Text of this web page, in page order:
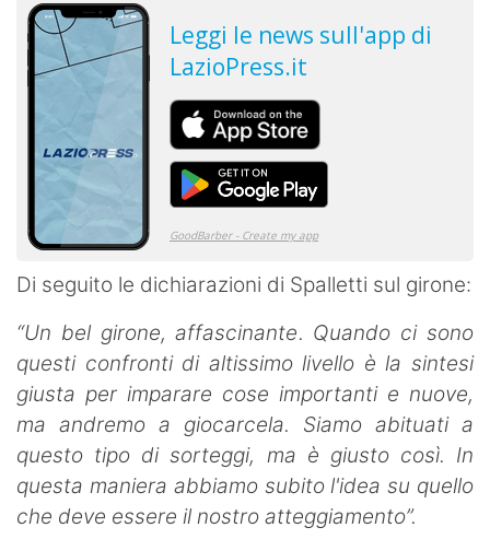
Di seguito le dichiarazioni di Spalletti sul girone:
“Un bel girone, affascinante. Quando ci sono
questi confronti di altissimo livello è la sintesi
giusta per imparare cose importanti e nuove,
ma andremo a giocarcela. Siamo abituati a
questo tipo di sorteggi, ma è giusto così. In
questa maniera abbiamo subito l'idea su quello
che deve essere il nostro atteggiamento”.